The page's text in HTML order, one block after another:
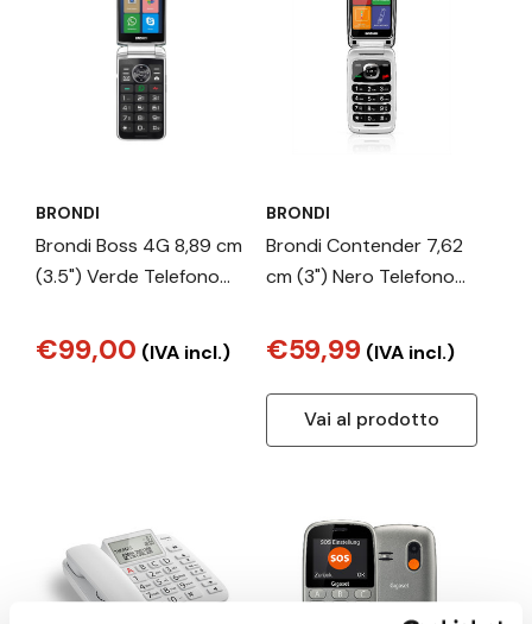
BRONDI
Brondi Boss 4G 8,89 cm
(3.5") Verde Telefono
€99,00 (IVA incl.)
BRONDI
Brondi Contender 7,62
cm (3") Nero Telefono
€59,99 (IVA incl.)
Vai al prodotto